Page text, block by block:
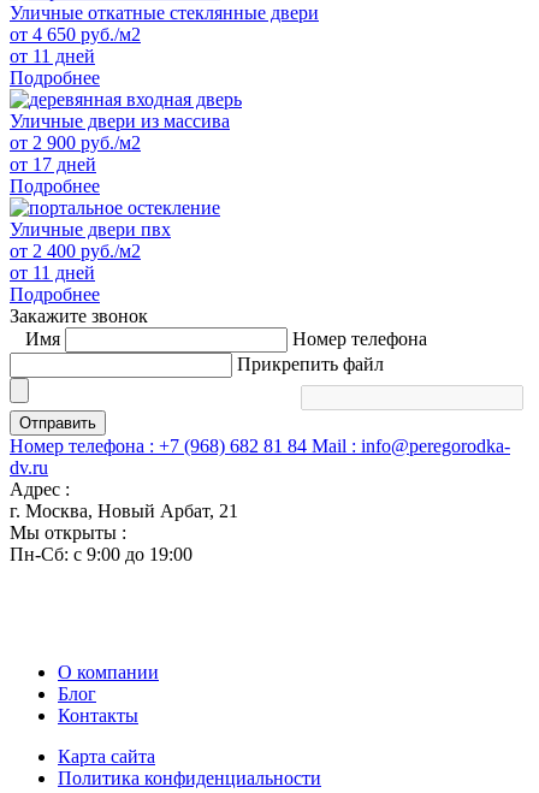
Уличные откатные стеклянные двери
от 4 650 руб./м2
от 11 дней
Подробнее
Уличные двери из массива
от 2 900 руб./м2
от 17 дней
Подробнее
Уличные двери пвх
от 2 400 руб./м2
от 11 дней
Подробнее
Закажите звонок
Имя
Номер телефона
Прикрепить файл
Отправить
Номер телефона : +7 (968) 682 81 84 Mail : info@peregorodka-
dv.ru
Адрес :
г. Москва, Новый Арбат, 21
Мы открыты :
Пн-Сб: с 9:00 до 19:00
О компании
Блог
Контакты
Карта сайта
Политика конфиденциальности